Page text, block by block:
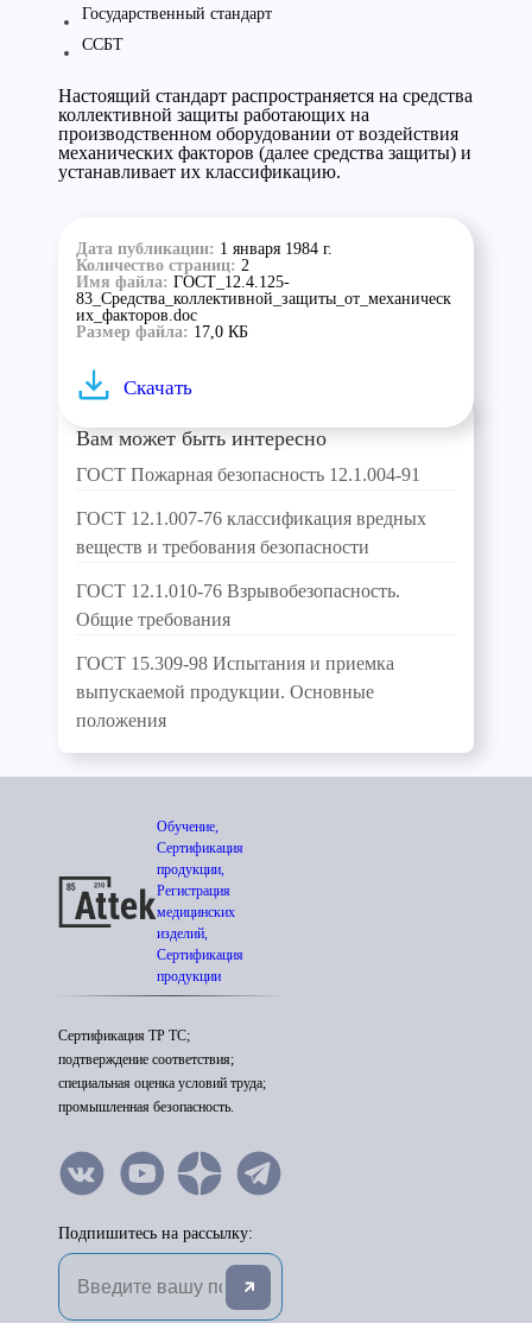
Государственный стандарт
ССБТ
Настоящий стандарт распространяется на средства
коллективной защиты работающих на
производственном оборудовании от воздействия
механических факторов (далее средства защиты) и
устанавливает их классификацию.
Дата публикации: 1 января 1984 г.
Количество страниц: 2
Имя файла: ГОСТ_12.4.125-
83_Средства_коллективной_защиты_от_механическ
их_факторов.doc
Размер файла: 17,0 КБ
Скачать
Вам может быть интересно
ГОСТ Пожарная безопасность 12.1.004-91
ГОСТ 12.1.007-76 классификация вредных
веществ и требования безопасности
ГОСТ 12.1.010-76 Взрывобезопасность.
Общие требования
ГОСТ 15.309-98 Испытания и приемка
выпускаемой продукции. Основные
положения
Обучение,
Сертификация
продукции,
Регистрация
медицинских
изделий,
Сертификация
продукции
Сертификация ТР ТС;
подтверждение соответствия;
специальная оценка условий труда;
промышленная безопасность.
Подпишитесь на рассылку: